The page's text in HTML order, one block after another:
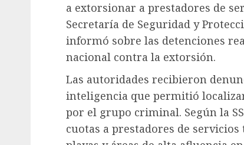
a extorsionar a prestadores de
Secretaría de Seguridad y
informó sobre las detenciones
nacional contra la extorsión.
Las autoridades recibieron
inteligencia que permitió
por el grupo criminal. Según la
cuotas a prestadores de